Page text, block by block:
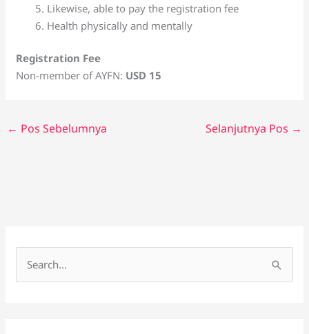
Likewise, able to pay the registration fee
Health physically and mentally
Registration Fee
Non-member of AYFN: USD 15
← Pos Sebelumnya Selanjutnya Pos →